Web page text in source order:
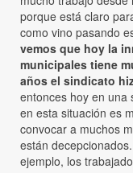
porque está claro
como vino pasando
vemos que hoy la
municipales tiene
años el sindicato
entonces hoy en una
en esta situación es
convocar a muchos
están
ejemplo, los